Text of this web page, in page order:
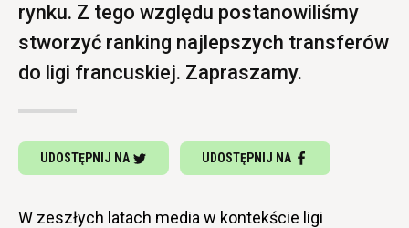
rynku. Z tego względu postanowiliśmy
stworzyć ranking najlepszych transferów
do ligi francuskiej. Zapraszamy.
UDOSTĘPNIJ NA UDOSTĘPNIJ NA
W zeszłych latach media w kontekście ligi